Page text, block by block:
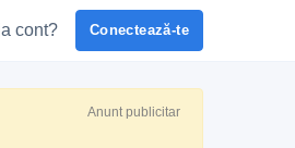
cont? Conectează-te
Anunt publicitar